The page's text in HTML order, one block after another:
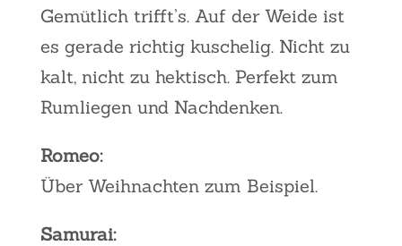
Gemütlich trifft’s. Auf der Weide ist
es gerade richtig kuschelig. Nicht zu
kalt, nicht zu hektisch. Perfekt zum
Rumliegen und Nachdenken.
Romeo:
Über Weihnachten zum Beispiel.
Samurai: